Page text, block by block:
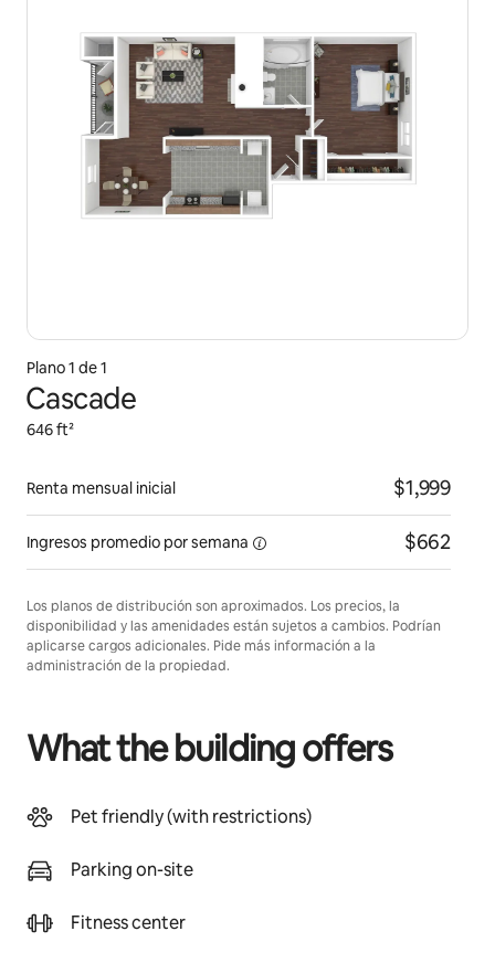
Plano 1 de 1
Cascade
646 ft²
Renta mensual inicial $1,999
Ingresos promedio porsemana $662
Los planos de distribución son aproximados. Los precios, la
disponibilidad y las amenidades están sujetos a cambios. Podrían
aplicarse cargos adicionales. Pide más información a la
administración de la propiedad.
What the building offers
Pet friendly (with restrictions)
Parking on-site
Fitness center